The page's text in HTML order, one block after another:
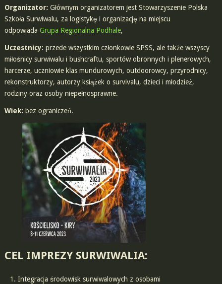
Organizator: Głównym organizatorem jest Stowarzyszenie Polska
Szkoła Surwiwalu, za logistykę i organizację na miejscu
odpowiada Grupa Regionalna Podhale,
Uczestnicy: przede wszystkim członkowie SPSS, ale także wszyscy
miłośnicy surwiwalu i bushcraftu, sportów obronnych i plenerowych,
harcerze, uczniowie klas mundurowych, outdoorowcy, przyrodnicy,
rekonstruktorzy, autorzy książek o survivalu, dzieci i młodzież,
rodziny oraz osoby niepełnosprawne.
Wiek: bez ograniczeń.
CEL IMPREZY SURWIWALIA:
Integracja środowisk surwiwalowych z osobami